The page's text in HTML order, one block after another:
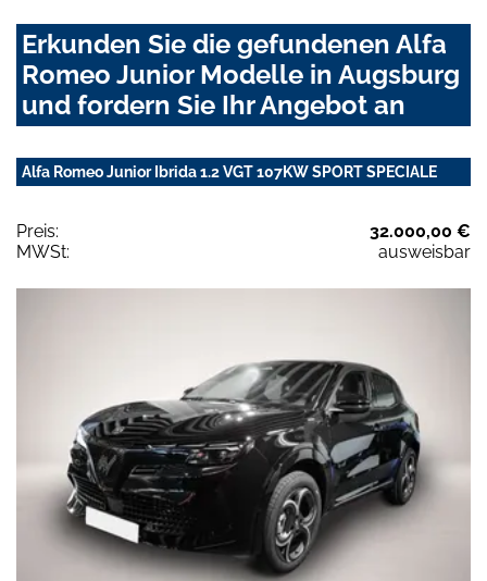
Erkunden Sie die gefundenen Alfa
Romeo Junior Modelle in Augsburg
und fordern Sie Ihr Angebot an
Alfa Romeo Junior Ibrida 1.2 VGT 107KW SPORT SPECIALE
Preis:
32.000,00 €
MWSt:
ausweisbar